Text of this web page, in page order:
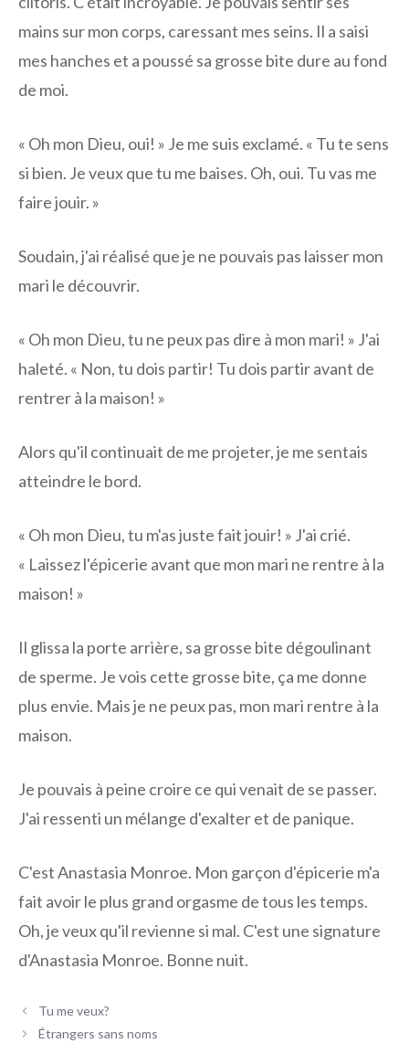
mains sur mon corps, caressant mes seins. Il a saisi
mes hanches et a poussé sa grosse bite dure au fond
de moi.
« Oh mon Dieu, oui! » Je me suis exclamé. « Tu te sens
si bien. Je veux que tu me baises. Oh, oui. Tu vas me
faire jouir. »
Soudain, j'ai réalisé que je ne pouvais pas laisser mon
mari le découvrir.
« Oh mon Dieu, tu ne peux pas dire à mon mari! » J'ai
haleté. « Non, tu dois partir! Tu dois partir avant de
rentrer à la maison! »
Alors qu'il continuait de me projeter, je me sentais
atteindre le bord.
« Oh mon Dieu, tu m'as juste fait jouir! » J'ai crié.
« Laissez l'épicerie avant que mon mari ne rentre à la
maison! »
Il glissa la porte arrière, sa grosse bite dégoulinant
de sperme. Je vois cette grosse bite, ça me donne
plus envie. Mais je ne peux pas, mon mari rentre à la
maison.
Je pouvais à peine croire ce qui venait de se passer.
J'ai ressenti un mélange d'exalter et de panique.
C'est Anastasia Monroe. Mon garçon d'épicerie m'a
fait avoir le plus grand orgasme de tous les temps.
Oh, je veux qu'il revienne si mal. C'est une signature
d'Anastasia Monroe. Bonne nuit.
Navigation
des
Tu me veux?
Étrangers sans noms